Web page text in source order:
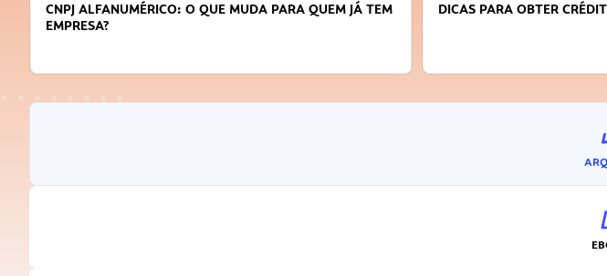
DICAS PARA OBTER CRÉDITO
FAÇA A DIFERENÇA: SEJA